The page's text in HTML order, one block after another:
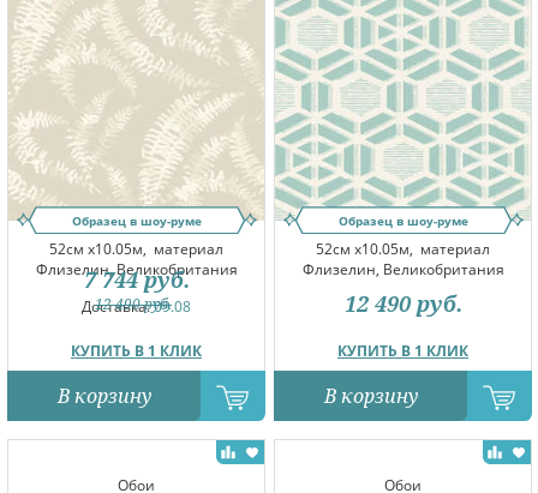
Образец в шоу-руме
52см x10.05м, материал
Флизелин, Великобритания
Доставка:09.08
КУПИТЬ В 1 КЛИК
12 490руб.
7 744 руб.
В корзину
Образец в шоу-руме
52см x10.05м, материал
Флизелин, Великобритания
КУПИТЬ В 1 КЛИК
12 490 руб.
В корзину
Обои Обои